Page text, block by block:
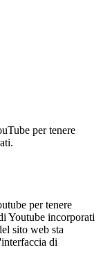
per tenere
per tenere
Youtube incorporati
sito web sta
di